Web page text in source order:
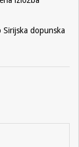
Sirijska dopunska